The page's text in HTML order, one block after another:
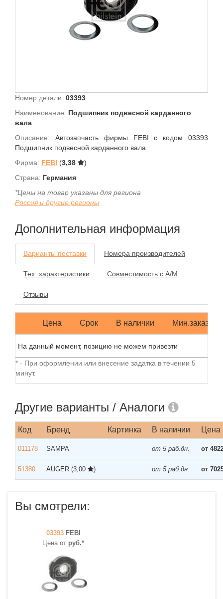
Номер детали: 03393
Наименование: Подшипник подвесной карданного
вала
Описание: Автозапчасть фирмы FEBI с кодом 03393
Подшипник подвесной карданного вала
Фирма: FEBI (3,38
)
Страна: Германия
*Цены на товар указаны для региона
Россия и другие регионы
Дополнительная информация
Варианты поставки Номера производителей
Тех. характеристики Совместимость с А/М
Отзывы
Цена Срок В наличии Мин.заказ
На данный момент, позицию не можем привезти
* - При оформлении или внесение задатка в течении 5
минут.
Другие варианты / Аналоги
Код Бренд Картинка В наличии Цена
011178 SAMPA от 5 раб.дн. от
51380 AUGER (3,00 ) от 5 раб.дн. от
Вы смотрели:
03393 FEBI
Цена от руб.*